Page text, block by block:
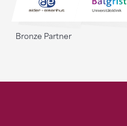
Bronze Partner